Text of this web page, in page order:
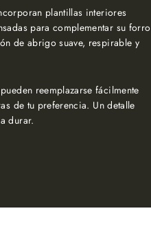
plantillas interiores
para complementar su forro
de abrigo suave, respirable y
reemplazarse fácilmente
de tu preferencia. Un detalle
durar.